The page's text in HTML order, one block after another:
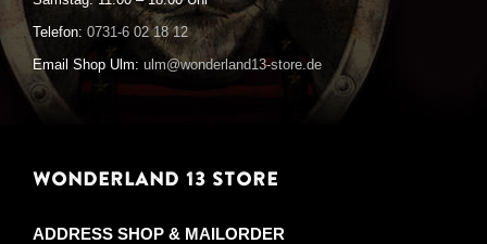
Telefon: 0731-6 02 18 12
Email Shop Ulm: ulm@wonderland13-store.de
WONDERLAND 13 STORE
ADDRESS SHOP & MAILORDER